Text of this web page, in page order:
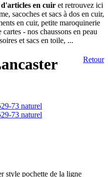
en cuir et retrouvez ici
sacoches et sacs à dos en cuir,
en cuir, petite maroquinerie
- nos chaussons en peau
et sacs en toile, ...
Retour
style pochette de la ligne